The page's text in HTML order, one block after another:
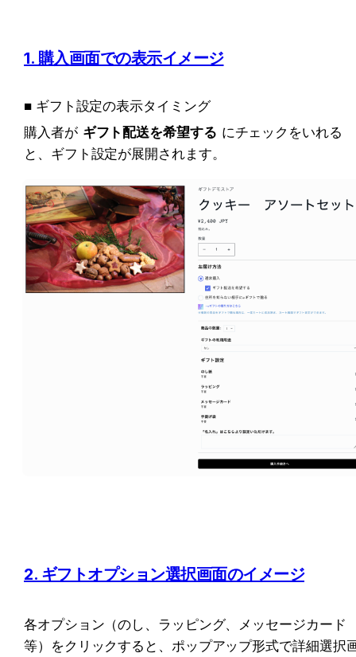
1. 購入画面での表示イメージ
■ ギフト設定の表示タイミング
購入者が ギフト配送を希望する にチェックをいれる
と、ギフト設定が展開されます。
2. ギフトオプション選択画面のイメージ
各オプション（のし、ラッピング、メッセージカード
等）をクリックすると、ポップアップ形式で詳細選択